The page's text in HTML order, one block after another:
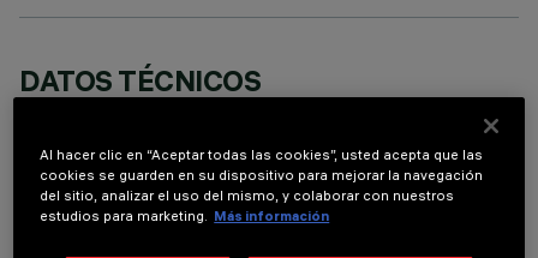
DATOS TÉCNICOS
DESCRIPCIÓN
Luminaria miniaturizada empotrable rectangular de 10
Al hacer clic en “Aceptar todas las cookies”, usted acepta que las
cookies se guarden en su dispositivo para mejorar la navegación
del sitio, analizar el uso del mismo, y colaborar con nuestros
estudios para marketing.
Más información